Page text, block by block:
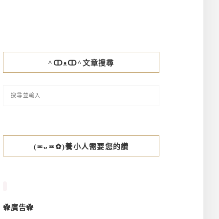
^ↀᴥↀ^文章搜尋
(≖ᴗ≖✿)養小人需要您的讚
✿廣告✿